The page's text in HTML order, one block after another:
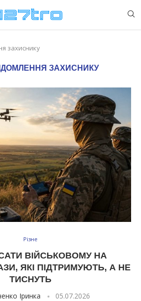
захиснику
ЗАХИСНИКУ
Різне
ВІЙСЬКОВОМУ НА
ЯКІ ПІДТРИМУЮТЬ, А НЕ
ТИСНУТЬ
Іринка 05.07.2026